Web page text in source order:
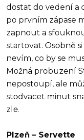
dostat do vedení a
po prvním zápase
zapnout a
startovat. Osobně
nevím, co by se
Možná probuzení
nepostoupí, ale
stodvacet minut
zle.
Plzeň – Servette